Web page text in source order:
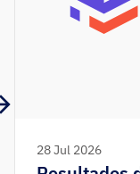
28 Jul 2026